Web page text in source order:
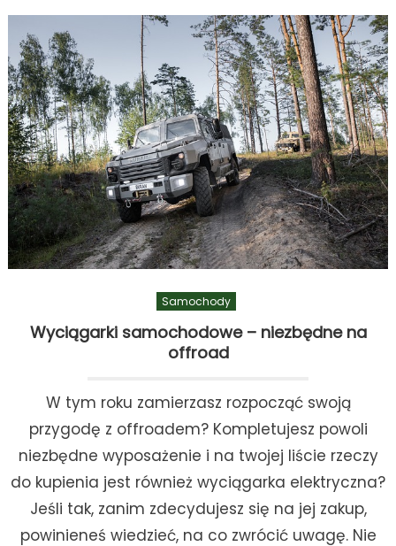
Samochody
Wyciągarki samochodowe – niezbędne na
offroad
W tym roku zamierzasz rozpocząć swoją
przygodę z offroadem? Kompletujesz powoli
niezbędne wyposażenie i na twojej liście rzeczy
do kupienia jest również wyciągarka elektryczna?
Jeśli tak, zanim zdecydujesz się na jej zakup,
powinieneś wiedzieć, na co zwrócić uwagę. Nie